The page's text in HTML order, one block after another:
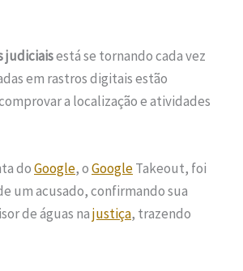
judiciaisestá se tornando cada vez
em rastros digitais estão
a localização e atividades
doGoogle, oGoogleTakeout, foi
um acusado, confirmando sua
de águas najustiça, trazendo